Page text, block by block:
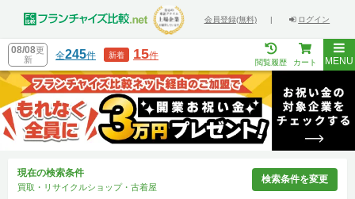
会員登録(無料) | ログイン
08/08更
新
全245件 新着 15件
閲覧履歴 カート MENU
現在の検索条件
買取・リサイクルショップ・古着屋
検索条件を変更